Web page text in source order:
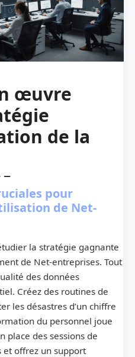
œuvre
de la
pour
de Net-
la stratégie gagnante
de Net-entreprises. Tout
des données
Créez des routines de
les désastres d’un chiffre
du personnel joue
place des sessions de
offrez un support